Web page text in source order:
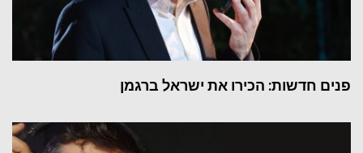
פנים חדשות: הכירו את ישראל ברגמן